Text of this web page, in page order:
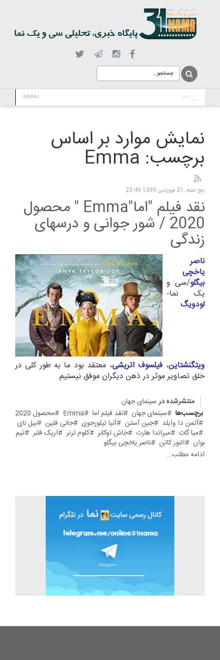
MENU
نمایش موارد بر اساس
برچسب: Emma
پنج شنبه, 21 فروردين 1399 22:49
نقد فیلم "اما"Emma " محصول
2020 / شور جوانی و درسهای
زندگی
ناصر
یاخچی
بیگلو/سی و
یک نما-
لودویگ
ویتگنشتاین،فیلسوف اتریشی، معتقد بود ما به طور کلی در
خلق تصاویر موثر در ذهن دیگران موفق نیستیم.
منتشرشده در سینمای جهان
برچسب‌ها
سینمای جهان نقد فیلم اما Emma
محصول 2020
آتمن دا وایلد
جین آستن آنیا تیلورجوی جانی فلین
بیل نای
میا گاث
میراندا هارت جاش اوکانر کلوم ترنر اریک فلنر
تیم
بوان
النور کاتن
ناصر یاخچی بیگلو
ادامه مطلب...